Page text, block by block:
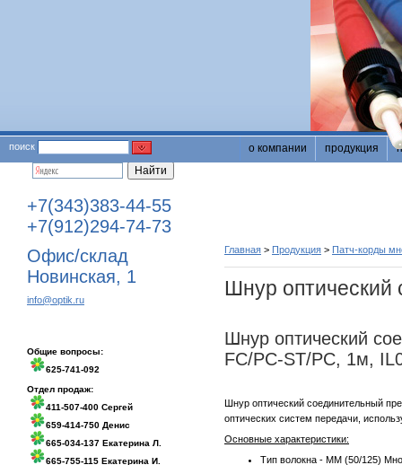
поиск о компании продукция
+7(343)383-44-55
+7(912)294-74-73
Офис/склад
Новинская, 1
info@optik.ru
Общие вопросы:
625-741-092
Отдел продаж:
411-507-400 Сергей
659-414-750 Денис
665-034-137 Екатерина Л.
665-755-115 Екатерина И.
Главная > Продукция > Патч-корды
Шнур оптический
Шнур оптический
FC/PC-ST/PC, 1м,
Шнур оптический соединительный
оптических систем передачи,
Основные характеристики:
Тип волокна - MM (50/125)